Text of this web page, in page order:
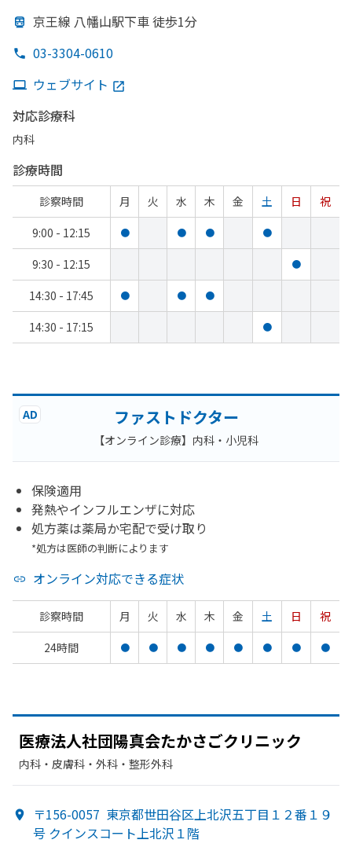
京王線 八幡山駅下車 徒歩1分
03-3304-0610
ウェブサイト
対応診療科
内科
診療時間
診察時間 月 火 水 木 金 土 日
祝
9:00 - 12:15
● ● ● ●
9:30 - 12:15 ●
14:30 - 17:45 ● ● ●
14:30 - 17:15 ●
AD ファストドクター
【オンライン診療】内科・小児科
保険適用
発熱やインフルエンザに対応
処方薬は薬局か宅配で受け取り
*処方は医師の判断によります
オンライン対応できる症状
診察時間 月 火 水 木 金 土 日
祝
24時間
● ● ● ● ● ● ● ●
医療法人社団陽真会たかさごクリニック
内科・​皮膚科・​外科・​整形外科
〒156-0057 東京都世田谷区上北沢五丁目１２番１９
号 クインスコート上北沢１階